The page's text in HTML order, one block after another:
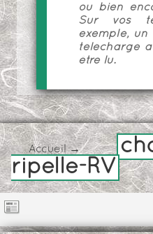
ou bien
Sur vos
exemple, un
téléchargé
être lu.
Accueil→
ripelle-RV